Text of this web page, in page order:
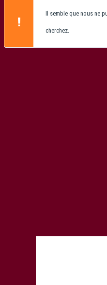
Il semble que nous ne
cherchez.